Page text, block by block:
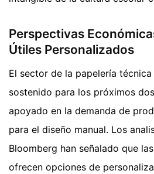
Perspectivas
Útiles Personalizados
El sector de la papelería
sostenido para los próximos
apoyado en la demanda de
para el diseño manual. Los
Bloomberg han señalado que
ofrecen opciones de